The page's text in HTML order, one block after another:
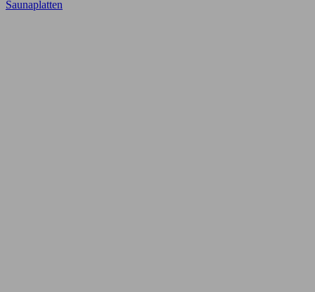
Saunaplatten